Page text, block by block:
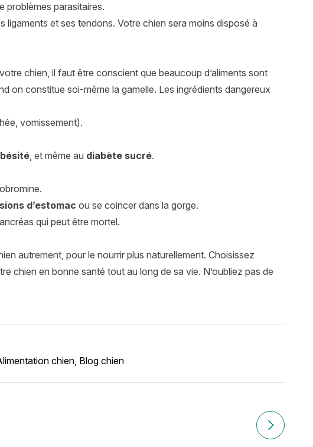
problèmes parasitaires.
et ses tendons. Votre chien sera moins disposé à
chien, il faut être conscient que beaucoup d’aliments sont
on constitue soi-même la gamelle. Les ingrédients dangereux
vomissement).
, et même au diabète sucré.
d’estomac ou se coincer dans la gorge.
qui peut être mortel.
autrement, pour le nourrir plus naturellement. Choisissez
chien en bonne santé tout au long de sa vie. N’oubliez pas de
chien, Blog chien
Article